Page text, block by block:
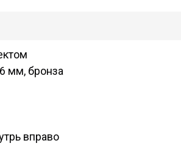
мм, бронза
вправо